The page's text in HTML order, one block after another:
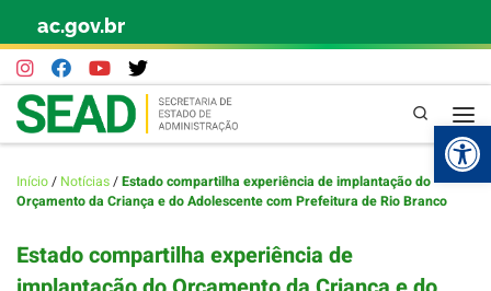
Skip to content
ac.gov.br
Pesquisa
Início/ Notícias/Estado compartilha experiência de implantação do
Orçamento da Criança e do Adolescente com Prefeitura de Rio Branco
Estado compartilha experiência de